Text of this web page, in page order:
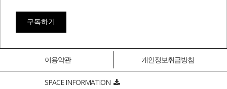
구독하기
이용약관 개인정보취급방침
SPACE INFORMATION